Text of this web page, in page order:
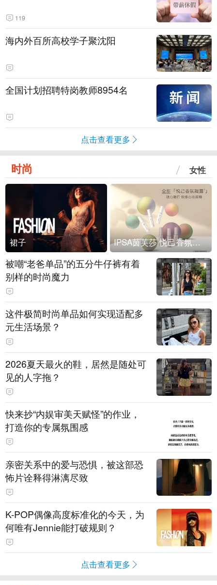
119
海内外百所高校学子聚沈阳
全国计划招聘特岗教师8954名
点击查看更多
时尚 女性
裙子 IPSA茵芙莎 悦己香氛凝露上市
被嘲“老爸单品”的五分牛仔裤有着
别样的时尚魔力
这件极简时尚单品如何实现适配多
元生活场景？
2026夏天最火的鞋，居然是随处可
见的人字拖？
快来抄“内娱审美天赋怪”的作业，
打造你的专属氛围感
亲密关系中的爱与恐惧，被这部恐
怖片诠释得淋漓尽致
K-POP偶像高度标准化的今天，为
何唯有Jennie能打破规则？
点击查看更多